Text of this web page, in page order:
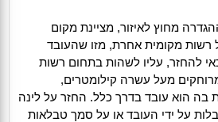
מחוץ לאיזור, מציינת מקום
מקומית אחרת, מזו שהעובד
להחזר, עליו לשהות בתחום רשות
מעל עשרה קילומטרים,
בה הוא עובד בדרך כלל. החזר על לינה
על ידי העובד או על סמך טבלאות